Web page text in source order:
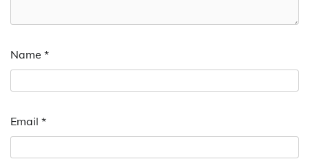
Name *
Email *